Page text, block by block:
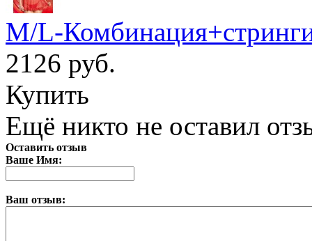
M/L-
2126 руб.
Купить
Ещё никто не оставил
Оставить отзыв
Ваше Имя:
Ваш отзыв: